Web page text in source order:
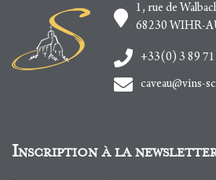
1, rue de
68230 WIHR-
+33(0) 3 89 71
caveau@vins-
Inscription à la